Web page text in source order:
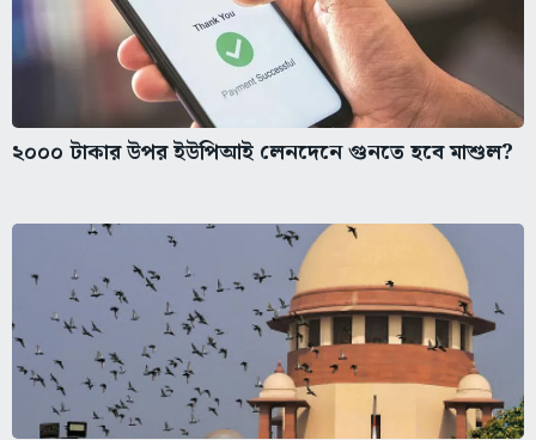
২০০০ টাকার উপর ইউপিআই লেনদেনে গুনতে হবে মাশুল?